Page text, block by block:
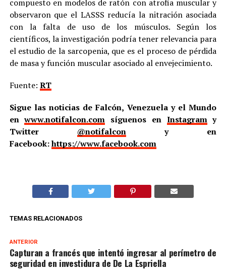
compuesto en modelos de ratón con atrofia muscular y
observaron que el LASSS reducía la nitración asociada
con la falta de uso de los músculos. Según los
científicos, la investigación podría tener relevancia para
el estudio de la sarcopenia, que es el proceso de pérdida
de masa y función muscular asociado al envejecimiento.
Fuente: RT
Sigue las noticias de Falcón, Venezuela y el Mundo
enwww.notifalcon.com síguenos en Instagramy
Twitter @notifalcony en
Facebook:https://www.facebook.com
TEMAS RELACIONADOS
ANTERIOR
Capturan a francés que intentó ingresar al perímetro de
seguridad en investidura de De La Espriella